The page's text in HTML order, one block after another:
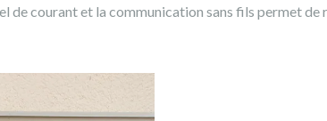
de courant et la communication sans fils permet